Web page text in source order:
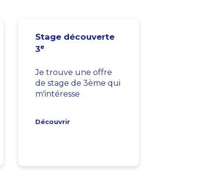
Stage découverte
3e
Je trouve une offre
de stage de 3ème qui
m'intéresse
Découvrir